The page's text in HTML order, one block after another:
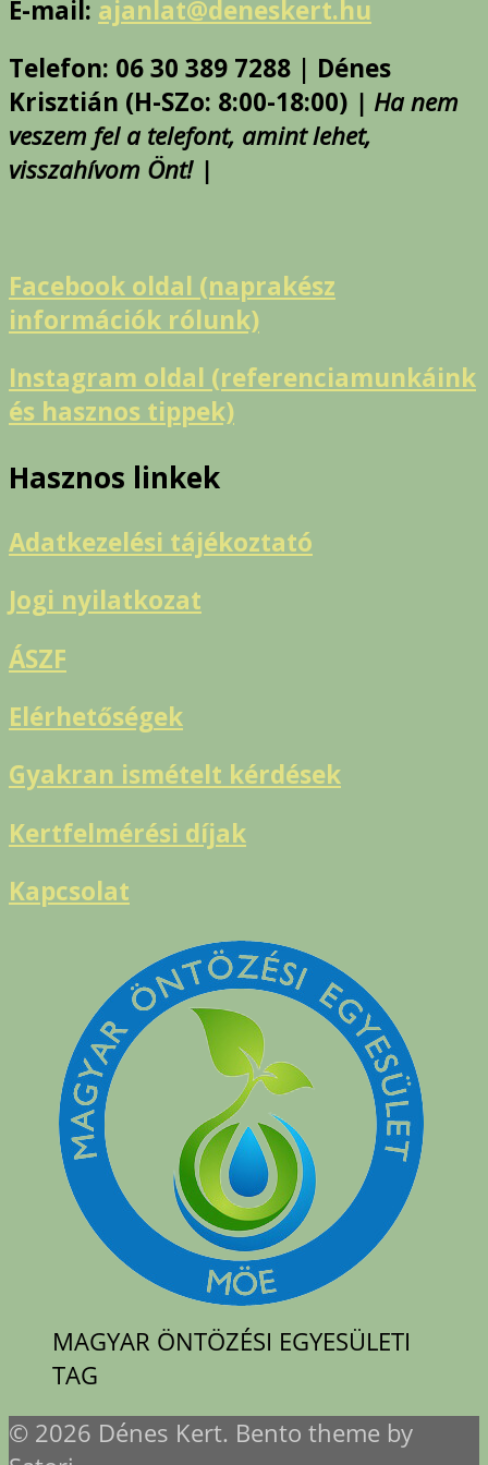
E-mail: ajanlat@deneskert.hu
Telefon: 06 30 389 7288 | Dénes
Krisztián (H-SZo: 8:00-18:00) | Ha nem
veszem fel a telefont, amint lehet,
visszahívom Önt! |
Facebook oldal (naprakész
információk rólunk)
Instagram oldal (referenciamunkáink
és hasznos tippek)
Hasznos linkek
Adatkezelési tájékoztató
Jogi nyilatkozat
ÁSZF
Elérhetőségek
Gyakran ismételt kérdések
Kertfelmérési díjak
Kapcsolat
MAGYAR ÖNTÖZÉSI EGYESÜLETI
TAG
© 2026 Dénes Kert. Bento theme by